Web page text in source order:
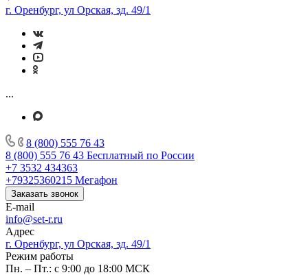
г. Оренбург, ул Орская, зд. 49/1
...
8 (800) 555 76 43
8 (800) 555 76 43 Бесплатный по России
+7 3532 434363
+79325360215 Мегафон
Заказать звонок
E-mail
info@set-r.ru
Адрес
г. Оренбург, ул Орская, зд. 49/1
Режим работы
Пн. – Пт.: с 9:00 до 18:00 МСК